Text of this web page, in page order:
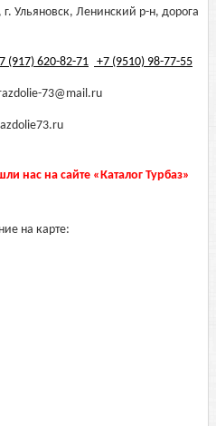
, г. Ульяновск, Ленинский р-н, дорога
(917) 620-82-71 +7 (9510) 98-77-55
73@mail.ru
нас на сайте «Каталог Турбаз»
на карте: